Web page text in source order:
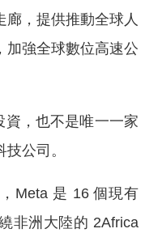
廊，提供推動全球人
加強全球數位高速公
，也不是唯一一家
公司。
Meta 是 16 個現有
非洲大陸的 2Africa